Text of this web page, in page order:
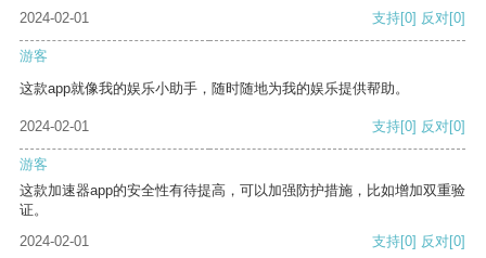
2024-02-01 支持[0] 反对[0]
游客
这款app就像我的娱乐小助手，随时随地为我的娱乐提供帮助。
2024-02-01 支持[0] 反对[0]
游客
这款加速器app的安全性有待提高，可以加强防护措施，比如增加双重验
证。
2024-02-01
支持[0] 反对[0]